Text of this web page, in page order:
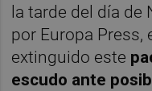
la tarde del día
por Europa Press,
extinguido este
escudo ante